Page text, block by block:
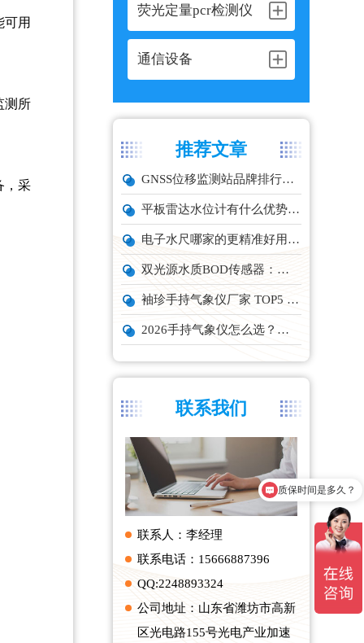
荧光定量pcr检测仪
通信设备
推荐文章
GNSS位移监测站品牌排行与选型推荐
平板雷达水位计有什么优势？精准耐用品牌top1推荐！
电子水尺哪家的更精准好用？推荐云境天合TH-SC系列经济型设备
双光源水质BOD传感器：在线水体有机物监测设备厂家推荐
袖珍手持气象仪厂家 TOP5 实力榜单
2026手持气象仪怎么选？云境天合、天蔚主流机型深度测评
联系我们
联系人：李经理
联系电话：15666887396
QQ:2248893324
公司地址：山东省潍坊市高新
区光电路155号光电产业加速
用
测所
，采
质保时间是多久？